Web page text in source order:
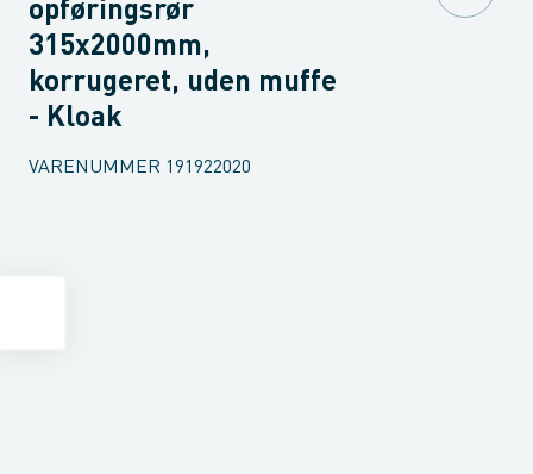
opføringsrør
315x2000mm,
korrugeret, uden muffe
- Kloak
VARENUMMER 191922020